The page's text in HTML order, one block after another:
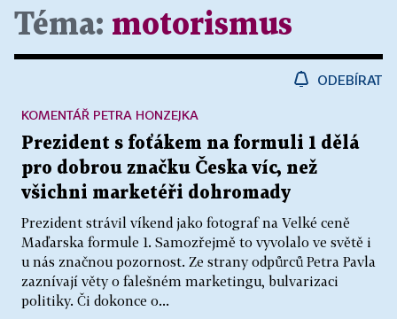
Téma: motorismus
ODEBÍRAT
Prezident s foťákem na formuli 1 dělá
pro dobrou značku Česka víc, než
všichni marketéři dohromady
Prezident strávil víkend jako fotograf na Velké ceně
Maďarska formule 1. Samozřejmě to vyvolalo ve světě i
u nás značnou pozornost. Ze strany odpůrců Petra Pavla
zaznívají věty o falešném marketingu, bulvarizaci
politiky. Či dokonce o...
KOMENTÁŘ PETRA HONZEJKA